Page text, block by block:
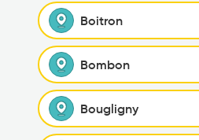
Boitron
Bombon
Bougligny